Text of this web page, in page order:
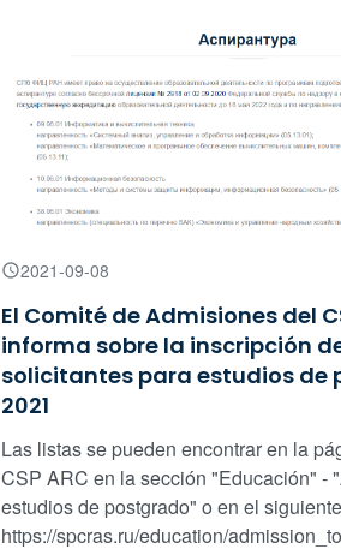
2021-09-08
El Comité de Admisiones del
informa sobre la inscripción
solicitantes para estudios de
2021
Las listas se pueden encontrar en la
CSP ARC en la sección "Educación" -
estudios de postgrado" o en el
https://spcras.ru/education/